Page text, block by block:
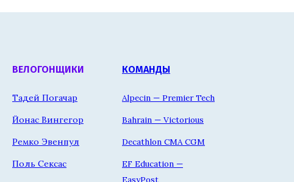
ВЕЛОГОНЩИКИ
Тадей Погачар
Йонас Вингегор
Ремко Эвенпул
Поль Сексас
КОМАНДЫ
Alpecin — Premier Tech
Bahrain — Victorious
Decathlon CMA CGM
EF Education —
EasyPost